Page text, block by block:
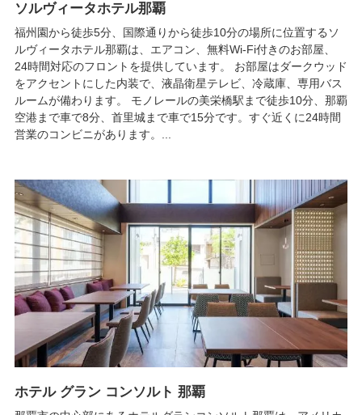
ソルヴィータホテル那覇
福州園から徒歩5分、国際通りから徒歩10分の場所に位置するソ
ルヴィータホテル那覇は、エアコン、無料Wi-Fi付きのお部屋、
24時間対応のフロントを提供しています。 お部屋はダークウッド
をアクセントにした内装で、液晶衛星テレビ、冷蔵庫、専用バス
ルームが備わります。 モノレールの美栄橋駅まで徒歩10分、那覇
空港まで車で8分、首里城まで車で15分です。すぐ近くに24時間
営業のコンビニがあります。...
ホテル グラン コンソルト 那覇